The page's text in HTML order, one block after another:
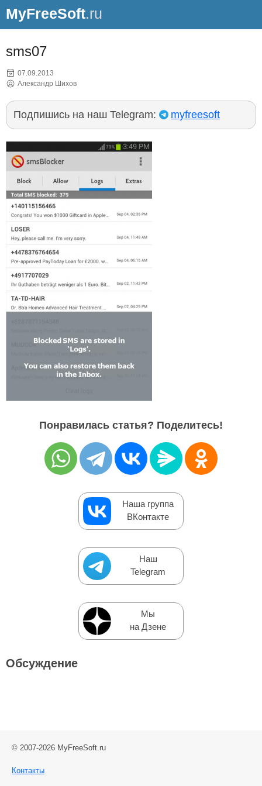
MyFreeSoft.ru
sms07
07.09.2013
Александр Шихов
Подпишись на наш Telegram: myfreesoft
Понравилась статья? Поделитесь!
Наша группа
ВКонтакте
Наш
Telegram
Мы
на Дзене
Обсуждение
© 2007-2026 MyFreeSoft.ru
Контакты